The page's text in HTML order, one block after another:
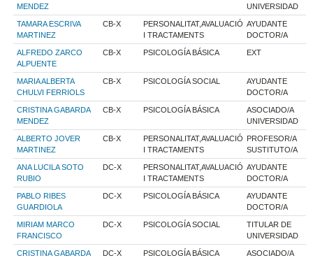
MENDEZ
UNIVERSIDAD
TAMARA ESCRIVA
MARTINEZ
CB-X
PERSONALITAT,AVALUACIÓ
I TRACTAMENTS
AYUDANTE
DOCTOR/A
ALFREDO ZARCO
ALPUENTE
CB-X PSICOLOGÍA BÁSICA EXT
MARIA ALBERTA
CHULVI FERRIOLS
CB-X PSICOLOGÍA SOCIAL
AYUDANTE
DOCTOR/A
CRISTINA GABARDA
MENDEZ
CB-X PSICOLOGÍA BÁSICA
ASOCIADO/A
UNIVERSIDAD
ALBERTO JOVER
MARTINEZ
CB-X
PERSONALITAT,AVALUACIÓ
I TRACTAMENTS
PROFESOR/A
SUSTITUTO/A
ANA LUCILA SOTO
RUBIO
DC-X
PERSONALITAT,AVALUACIÓ
I TRACTAMENTS
AYUDANTE
DOCTOR/A
PABLO RIBES
GUARDIOLA
DC-X PSICOLOGÍA BÁSICA
AYUDANTE
DOCTOR/A
MIRIAM MARCO
FRANCISCO
DC-X PSICOLOGÍA SOCIAL
TITULAR DE
UNIVERSIDAD
CRISTINA GABARDA
DC-X PSICOLOGÍA BÁSICA
ASOCIADO/A